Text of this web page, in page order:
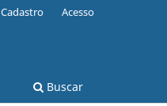
Buscar
Cadastro Acesso